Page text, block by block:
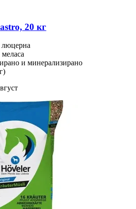
20 кг
люцерна
и минерализирано